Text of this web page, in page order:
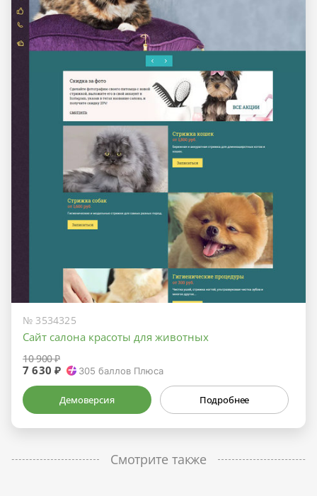
№ 3534325
Сайт салона красоты для животных
10 900 ₽
7 630 ₽ 305 баллов Плюса
Демоверсия Подробнее
Смотрите также